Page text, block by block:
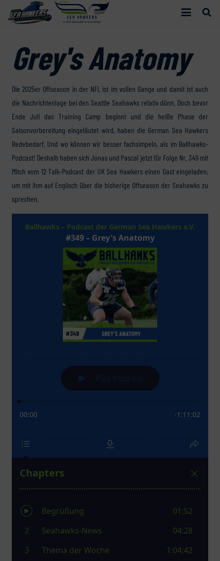
Grey's Anatomy
Die 2025er Offseason in der NFL ist im vollen Gange und damit ist auch
die Nachrichtenlage bei den Seattle Seahawks relativ dünn. Doch bevor
Ende Juli das Training Camp beginnt und die heiße Phase der
Saisonvorbereitung eingeläutet wird, haben die German Sea Hawkers
Redebedarf. Und wo können wir besser fachsimpeln, als im Ballhawks-
Podcast! Deshalb haben sich Jonas und Pascal jetzt für Folge Nr. 349 mit
Mitch vom 12 Talk-Podcast der UK Sea Hawkers einen Gast eingeladen,
um mit ihm auf Englisch über die bisherige Offseason der Seahawks zu
sprechen.